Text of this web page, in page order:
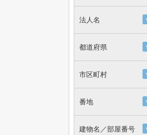
法人名
都道府県
市区町村
番地
建物名／部屋番号